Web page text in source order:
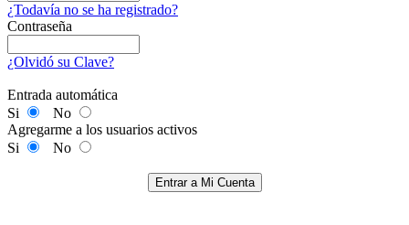
¿Todavía no se ha registrado?
Contraseña
¿Olvidó su Clave?
Entrada automática
Si
No
Agregarme a los usuarios activos
Si
No
Entrar a Mi Cuenta